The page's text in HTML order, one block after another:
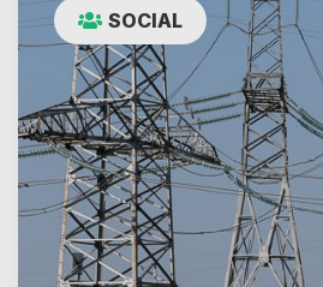
SOCIAL